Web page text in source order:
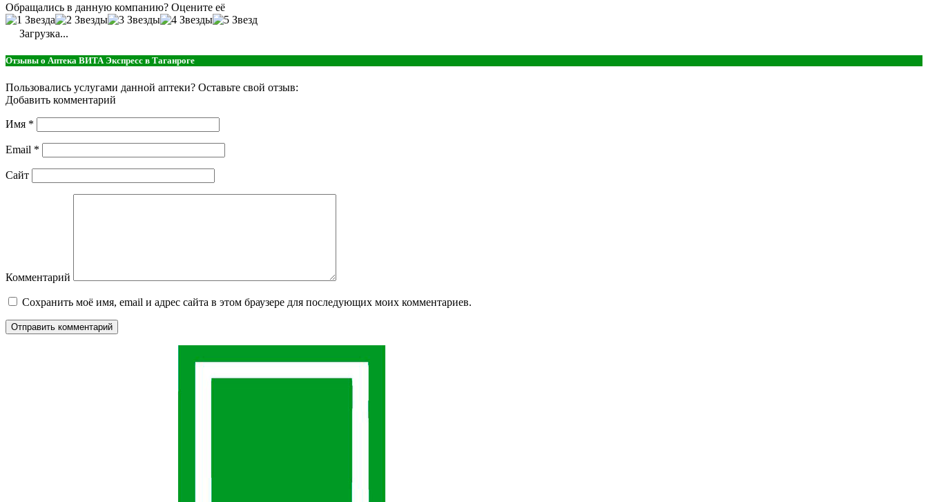
Обращались в данную компанию? Оцените её
Загрузка...
Отзывы о Аптека ВИТА Экспресс в Таганроге
Пользовались услугами данной аптеки? Оставьте свой отзыв:
Добавить комментарий
Имя *
Email *
Сайт
Комментарий
Сохранить моё имя, email и адрес сайта в этом браузере для последующих моих комментариев.